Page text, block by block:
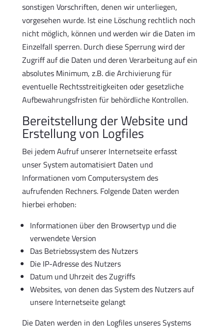
sonstigen Vorschriften, denen wir unterliegen,
vorgesehen wurde. Ist eine Löschung rechtlich noch
nicht möglich, können und werden wir die Daten im
Einzelfall sperren. Durch diese Sperrung wird der
Zugriff auf die Daten und deren Verarbeitung auf ein
absolutes Minimum, z.B. die Archivierung für
eventuelle Rechtsstreitigkeiten oder gesetzliche
Aufbewahrungsfristen für behördliche Kontrollen.
Bereitstellung der Website und
Erstellung von Logfiles
Bei jedem Aufruf unserer Internetseite erfasst
unser System automatisiert Daten und
Informationen vom Computersystem des
aufrufenden Rechners. Folgende Daten werden
hierbei erhoben:
Informationen über den Browsertyp und die
verwendete Version
Das Betriebssystem des Nutzers
Die IP-Adresse des Nutzers
Datum und Uhrzeit des Zugriffs
Websites, von denen das System des Nutzers auf
unsere Internetseite gelangt
Die Daten werden in den Logfiles unseres Systems